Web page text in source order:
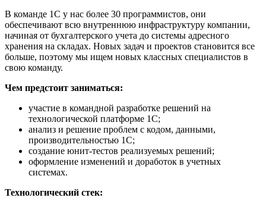
В команде 1С у нас более 30 программистов, они
обеспечивают всю внутреннюю инфраструктуру компании,
начиная от бухгалтерского учета до системы адресного
хранения на складах. Новых задач и проектов становится все
больше, поэтому мы ищем новых классных специалистов в
свою команду.
Чем предстоит заниматься:
участие в командной разработке решений на
технологической платформе 1С;
анализ и решение проблем с кодом, данными,
производительностью 1С;
создание юнит-тестов реализуемых решений;
оформление изменений и доработок в учетных
системах.
Технологический стек: